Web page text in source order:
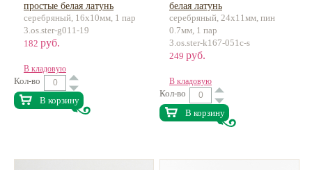
простые белая латунь
серебряный, 16х10мм, 1 пар
3.os.ster-g011-19
182 руб.
В кладовую
Кол-во
В корзину
белая латунь
серебряный, 24х11мм, пин
0.7мм, 1 пар
3.os.ster-k167-051c-s
249 руб.
В кладовую
Кол-во
В корзину